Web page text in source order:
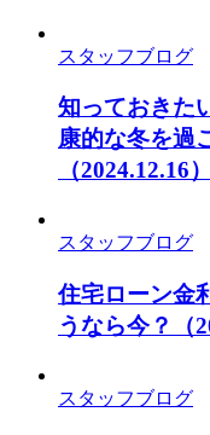
スタッフブログ
知っておきた
康的な冬を過
（2024.12.16）
スタッフブログ
住宅ローン金
うなら今？
（
スタッフブログ